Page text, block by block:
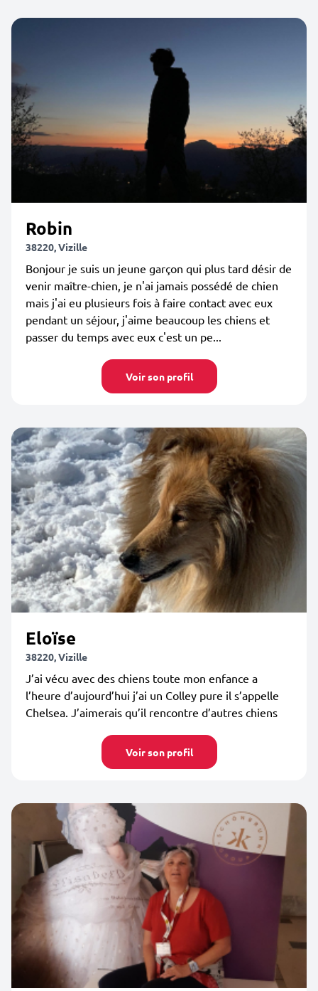
Robin
38220, Vizille
Bonjour je suis un jeune garçon qui plus tard désir de
venir maître-chien, je n'ai jamais possédé de chien
mais j'ai eu plusieurs fois à faire contact avec eux
pendant un séjour, j'aime beaucoup les chiens et
passer du temps avec eux c'est un pe...
Voir son profil
Eloïse
38220, Vizille
J’ai vécu avec des chiens toute mon enfance a
l’heure d’aujourd’hui j’ai un Colley pure il s’appelle
Chelsea. J’aimerais qu’il rencontre d’autres chiens
Voir son profil